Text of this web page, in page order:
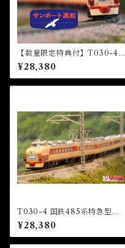
【数量限定特典付】T030-4 4
85系特急型車両 初期形 5両基
本セット『サンポート高松』
HM付 (485 LIMITED EXP
¥28,380
T030-4 国鉄485系特急型車
両 初期形 雷鳥 国鉄色 5両基本
セット (JNR 485 LIMITED
EXPRESS "RAICHO" JNR
¥28,380